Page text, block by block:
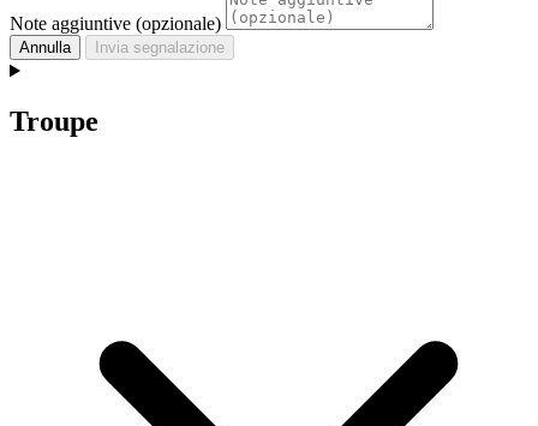
Note aggiuntive (opzionale)
Annulla Invia segnalazione
Troupe